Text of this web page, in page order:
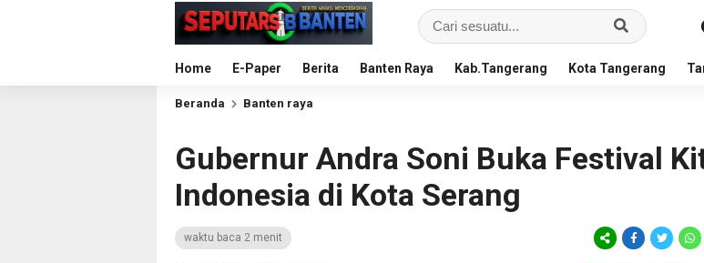
Home E-Paper Berita Banten Raya Kab.Tangerang Kota Tangerang
Beranda Banten raya
Gubernur Andra Soni Buka Festival
Indonesia di Kota Serang
waktu baca 2 menit